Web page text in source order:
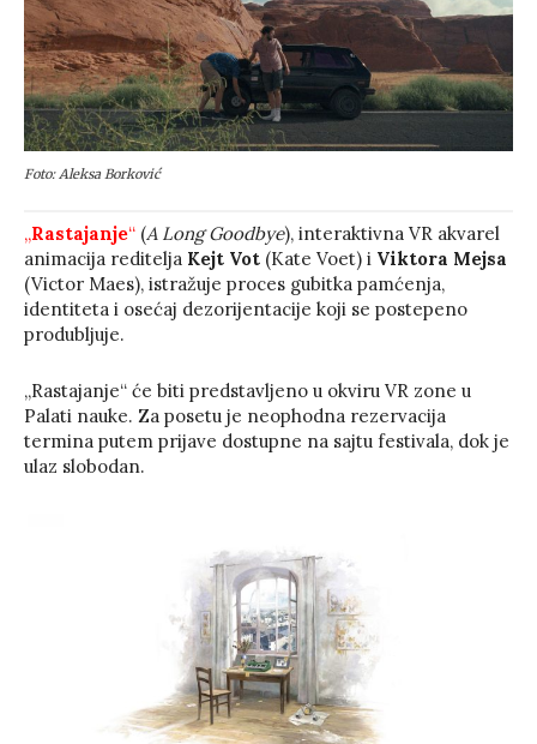
Foto: Aleksa Borković
„Rastajanje“ (A Long Goodbye), interaktivna VR akvarel
animacija reditelja Kejt Vot (Kate Voet) i Viktora Mejsa
(Victor Maes), istražuje proces gubitka pamćenja,
identiteta i osećaj dezorijentacije koji se postepeno
produbljuje.
„Rastajanje“ će biti predstavljeno u okviru VR zone u
Palati nauke. Za posetu je neophodna rezervacija
termina putem prijave dostupne na sajtu festivala, dok je
ulaz slobodan.